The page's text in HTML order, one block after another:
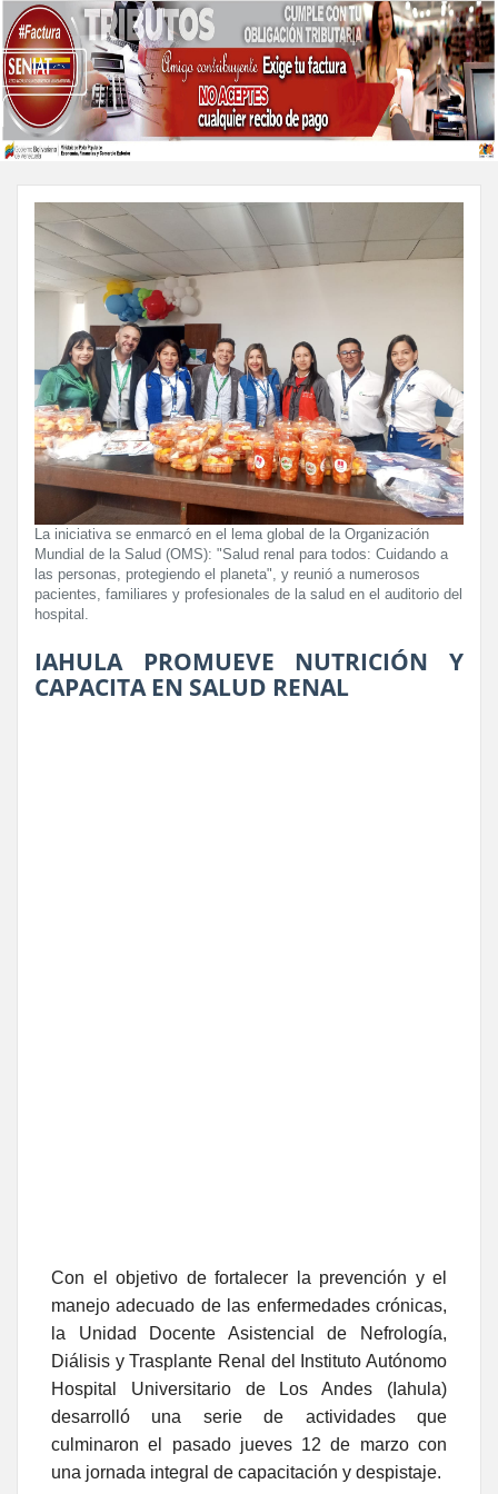
La iniciativa se enmarcó en el lema global de la Organización
Mundial de la Salud (OMS): "Salud renal para todos: Cuidando a
las personas, protegiendo el planeta", y reunió a numerosos
pacientes, familiares y profesionales de la salud en el auditorio del
hospital.
IAHULA PROMUEVE NUTRICIÓN Y
CAPACITA EN SALUD RENAL
Con el objetivo de fortalecer la prevención y el
manejo adecuado de las enfermedades crónicas,
la Unidad Docente Asistencial de Nefrología,
Diálisis y Trasplante Renal del Instituto Autónomo
Hospital Universitario de Los Andes (Iahula)
desarrolló una serie de actividades que
culminaron el pasado jueves 12 de marzo con
una jornada integral de capacitación y despistaje.